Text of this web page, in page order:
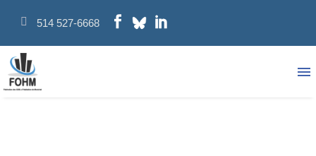
514 527-6668